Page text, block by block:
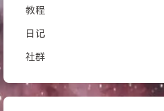
教程
日记
社群